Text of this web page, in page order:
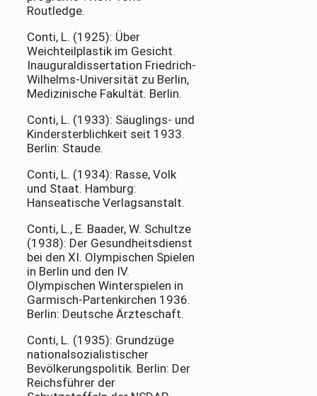
Routledge.
Conti, L. (1925): Über
Weichteilplastik im Gesicht.
Inauguraldissertation Friedrich-
Wilhelms-Universität zu Berlin,
Medizinische Fakultät. Berlin.
Conti, L. (1933): Säuglings- und
Kindersterblichkeit seit 1933.
Berlin: Staude.
Conti, L. (1934): Rasse, Volk
und Staat. Hamburg:
Hanseatische Verlagsanstalt.
Conti, L., E. Baader, W. Schultze
(1938): Der Gesundheitsdienst
bei den XI. Olympischen Spielen
in Berlin und den IV.
Olympischen Winterspielen in
Garmisch-Partenkirchen 1936.
Berlin: Deutsche Ärzteschaft.
Conti, L. (1935): Grundzüge
nationalsozialistischer
Bevölkerungspolitik. Berlin: Der
Reichsführer der